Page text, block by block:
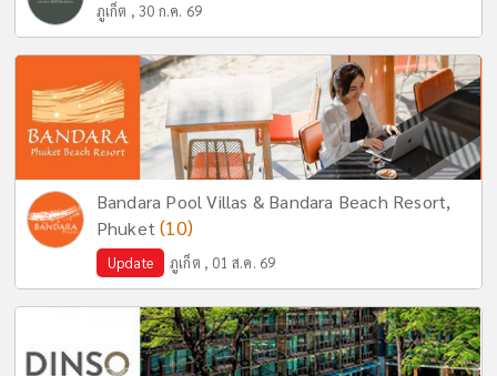
ภูเก็ต , 30 ก.ค. 69
Bandara Pool Villas & Bandara Beach Resort,
Phuket(10)
Update ภูเก็ต , 01 ส.ค. 69